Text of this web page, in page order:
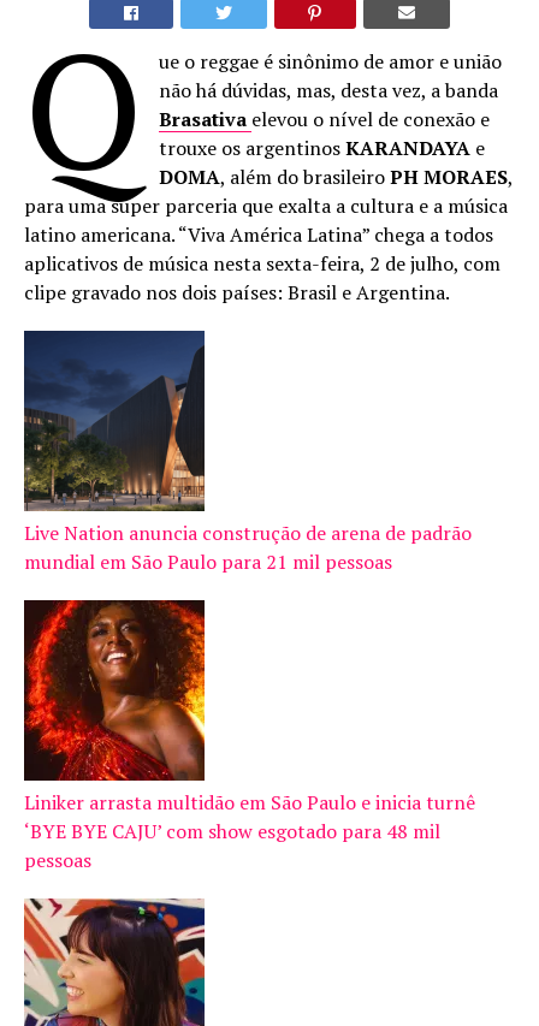
Q
ue o reggae é sinônimo de amor e união
não há dúvidas, mas, desta vez, a banda
Brasativa elevou o nível de conexão e
trouxe os argentinosKARANDAYA e
DOMA, além do brasileiroPH MORAES,
para uma super parceria que exalta a cultura e a música
latino americana. “Viva América Latina” chega a todos
aplicativos de música nesta sexta-feira, 2 de julho, com
clipe gravado nos dois países: Brasil e Argentina.
Live Nation anuncia construção de arena de padrão
mundial em São Paulo para 21 mil pessoas
Liniker arrasta multidão em São Paulo e inicia turnê
‘BYE BYE CAJU’ com show esgotado para 48 mil
pessoas